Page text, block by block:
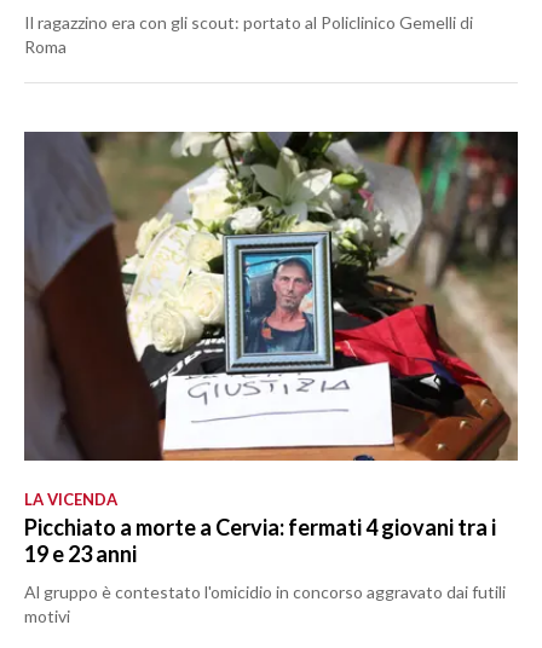
Il ragazzino era con gli scout: portato al Policlinico Gemelli di
Roma
LA VICENDA
Picchiato a morte a Cervia: fermati 4 giovani tra i
19 e 23 anni
Al gruppo è contestato l'omicidio in concorso aggravato dai futili
motivi